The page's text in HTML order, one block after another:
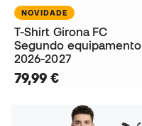
NOVIDADE
T-Shirt Girona FC
Segundo equipamento
2026-2027
79,99 €